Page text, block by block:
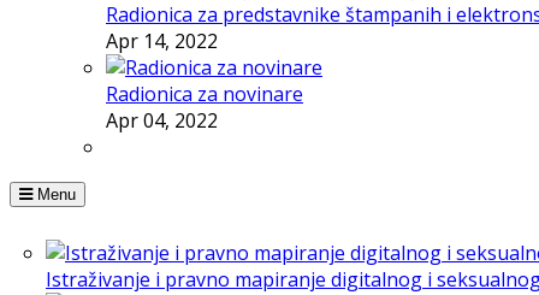
Radionica za predstavnike štampanih i
Apr 14, 2022
Radionica za novinare
Apr 04, 2022
Istraživanje i pravno mapiranje digitalnog i
Menu